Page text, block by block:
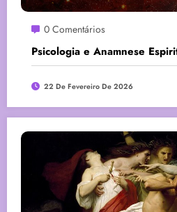
0 Comentários
Psicologia e Anamnese
22 De Fevereiro De 2026